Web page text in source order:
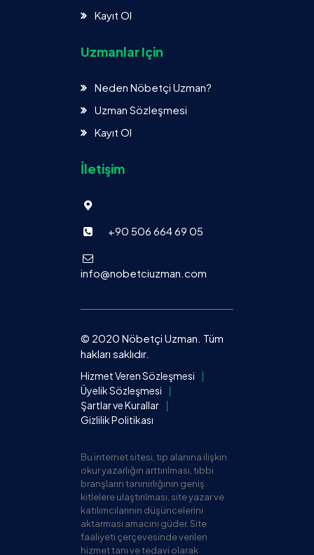
Kayıt Ol
Uzmanlar Için
Neden Nöbetçi Uzman?
Uzman Sözleşmesi
Kayıt Ol
İletişim
+90 506 664 69 05
info@nobetciuzman.com
© 2020 Nöbetçi Uzman. Tüm
hakları saklıdır.
Hizmet Veren Sözleşmesi
Üyelik Sözleşmesi
Şartlar ve Kurallar
Gizlilik Politikası
Bu internet sitesi, tıp alanına ilişkin
okur yazarlığın arttırılması, tıbbi
branşların tanınırlığının geniş
kitlelere ulaştırılması, site yazar ve
katılımcılarının düşüncelerini
aktarması amacını güder. Site
faaliyeti çerçevesinde verilen
hizmet tanı ve tedavi olarak